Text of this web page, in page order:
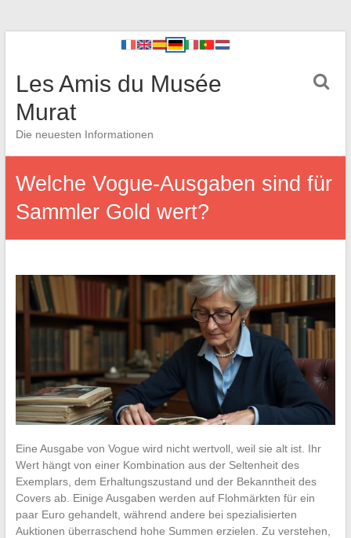
Les Amis du Musée
Murat
Die neuesten Informationen
Welche Vogue-Ausgaben sind für
Sammler Gold wert?
Eine Ausgabe von Vogue wird nicht wertvoll, weil sie alt ist. Ihr
Wert hängt von einer Kombination aus der Seltenheit des
Exemplars, dem Erhaltungszustand und der Bekanntheit des
Covers ab. Einige Ausgaben werden auf Flohmärkten für ein
paar Euro gehandelt, während andere bei spezialisierten
Auktionen überraschend hohe Summen erzielen. Zu verstehen,